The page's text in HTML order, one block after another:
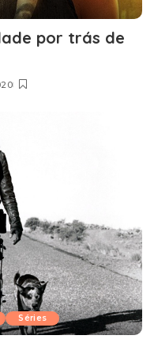
por trás de
Séries